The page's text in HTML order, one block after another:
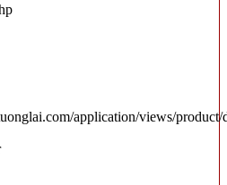
application/views/product/